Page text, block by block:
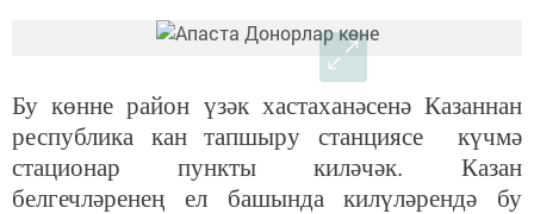
Бу көнне район үзәк хастаханәсенә Казаннан
республика кан тапшыру станциясе күчмә
стационар
пункты киләчәк. Казан
белгечләренең ел башында килүләрендә бу